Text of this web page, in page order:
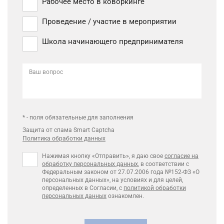
Проведение / участие в мероприятии
Школа начинающего предпринимателя
Ваш вопрос
* - поля обязательные для заполнения
Защита от спама Smart Captcha
Политика обработки данных
Нажимая кнопку «Отправить», я даю свое согласие на
обработку персональных данных, в соответствии с
Федеральным законом от 27.07.2006 года №152-ФЗ «О
персональных данных», на условиях и для целей,
определенных в Согласии, с политикой обработки
персональных данных ознакомлен.